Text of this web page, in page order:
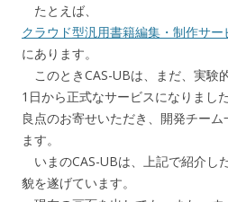
たとえば、
クラウド型汎用書籍編集・制作サー
にあります。
このときCAS-UBは、まだ、実験
1日から正式なサービスになりまし
良点のお寄せいただき、開発チー
ます。
いまのCAS-UBは、上記で紹介し
貌を遂げています。